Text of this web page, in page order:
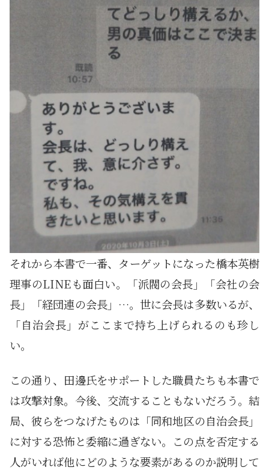
それから本書で一番、ターゲットになった橋本英樹
理事のLINEも面白い。「派閥の会長」「会社の会
長」「経団連の会長」…。世に会長は多数いるが、
「自治会長」がここまで持ち上げられるのも珍し
い。
この通り、田邊氏をサポートした職員たちも本書で
は攻撃対象。今後、交流することもないだろう。結
局、彼らをつなげたものは「同和地区の自治会長」
に対する恐怖と委縮に過ぎない。この点を否定する
人がいれば他にどのような要素があるのか説明して